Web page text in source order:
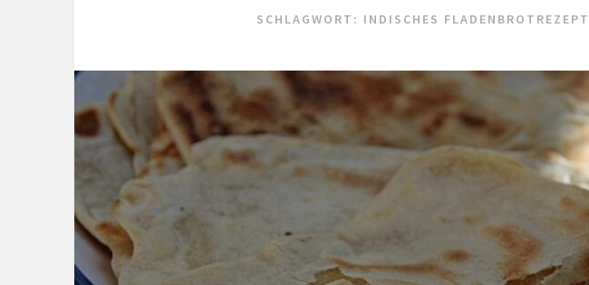
SCHLAGWORT: INDISCHES FLADENBROTREZEPT